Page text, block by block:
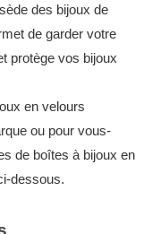
des bijoux de
de garder votre
protège vos bijoux
en velours
ou pour vous-
de boîtes à bijoux en
dessous.